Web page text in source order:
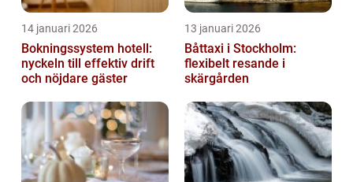
14 januari 2026
Bokningssystem hotell:
nyckeln till effektiv drift
och nöjdare gäster
13 januari 2026
Båttaxi i Stockholm:
flexibelt resande i
skärgården